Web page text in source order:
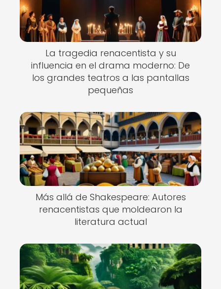
La tragedia renacentista y su
influencia en el drama moderno: De
los grandes teatros a las pantallas
pequeñas
Más allá de Shakespeare: Autores
renacentistas que moldearon la
literatura actual